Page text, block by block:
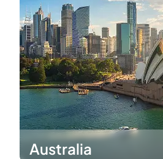
Australia